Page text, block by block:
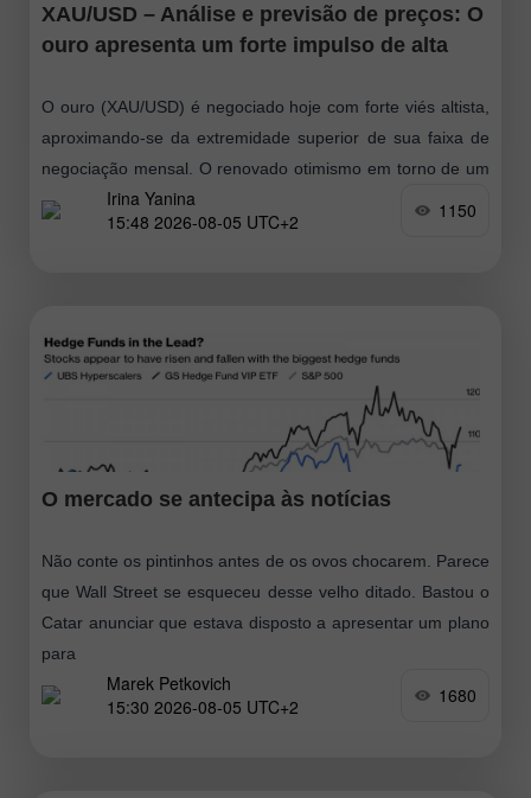
XAU/USD – Análise e previsão de preços: O
ouro apresenta um forte impulso de alta
O ouro (XAU/USD) é negociado hoje com forte viés altista,
aproximando-se da extremidade superior de sua faixa de
negociação mensal. O renovado otimismo em torno de um
possível acordo entre
Irina Yanina
15:48 2026-08-05 UTC+2
1150
O mercado se antecipa às notícias
Não conte os pintinhos antes de os ovos chocarem. Parece
que Wall Street se esqueceu desse velho ditado. Bastou o
Catar anunciar que estava disposto a apresentar um plano
para
Marek Petkovich
15:30 2026-08-05 UTC+2
1680